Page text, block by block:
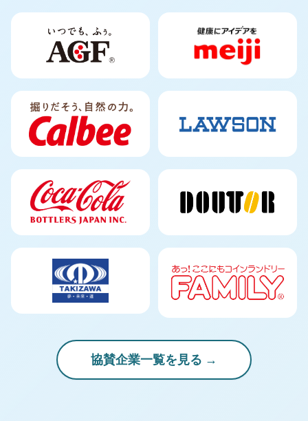
協賛企業一覧を見る